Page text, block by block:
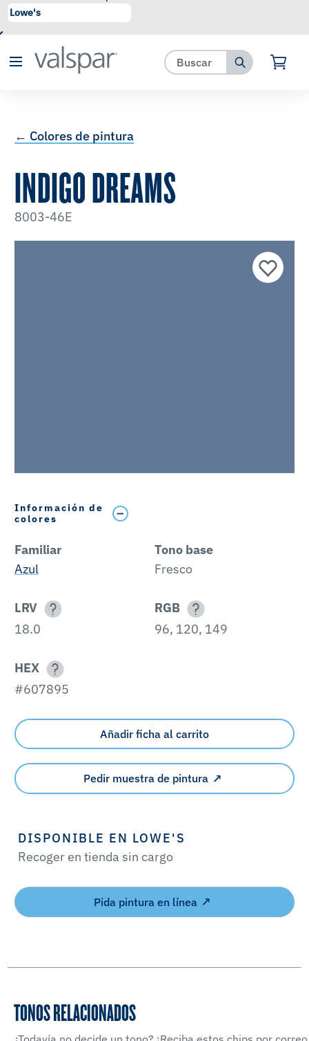
se ha agregado a favoritos.
← Colores de pintura
INDIGO DREAMS
8003-46E
Información de
colores
Familiar
Azul
Tono base
Fresco
LRV
18.0
RGB
96, 120, 149
HEX
#607895
Añadir ficha al carrito
Pedir muestra de pintura
DISPONIBLE EN LOWE'S
Recoger en tienda sin cargo
Pida pintura en línea
TONOS RELACIONADOS